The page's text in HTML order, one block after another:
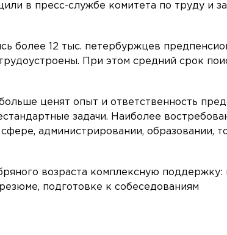
в пресс-службе комитета по труду и
более 12 тыс. петербуржцев
При этом средний срок
ценят опыт и ответственность
задачи. Наиболее
администрировании, образовании,
возраста комплексную
подготовке к собеседованиям